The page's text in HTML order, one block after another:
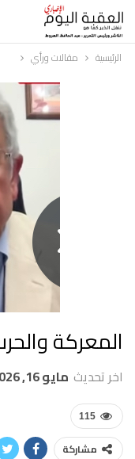
الرئيسية مقالات ورأي
المعركة
اخر تحديث مايو 16, 2026
115
مشاركة